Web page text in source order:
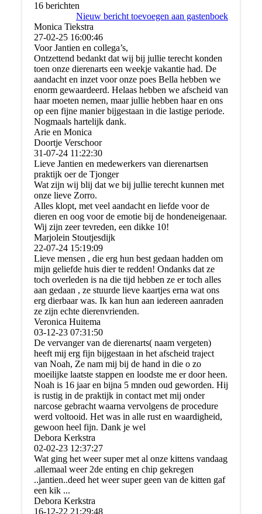
16 berichten
Nieuw bericht toevoegen aan gastenboek
Monica Tiekstra
27-02-25 16:00:46
Voor Jantien en collega’s,
Ontzettend bedankt dat wij bij jullie terecht konden
toen onze dierenarts een weekje vakantie had. De
aandacht en inzet voor onze poes Bella hebben we
enorm gewaardeerd. Helaas hebben we afscheid van
haar moeten nemen, maar jullie hebben haar en ons
op een fijne manier bijgestaan in die lastige periode.
Nogmaals hartelijk dank.
Arie en Monica
Doortje Verschoor
31-07-24 11:22:30
Lieve Jantien en medewerkers van dierenartsen
praktijk oer de Tjonger
Wat zijn wij blij dat we bij jullie terecht kunnen met
onze lieve Zorro.
Alles klopt, met veel aandacht en liefde voor de
dieren en oog voor de emotie bij de hondeneigenaar.
Wij zijn zeer tevreden, een dikke 10!
Marjolein Stoutjesdijk
22-07-24 15:19:09
Lieve mensen , die erg hun best gedaan hadden om
mijn geliefde huis dier te redden! Ondanks dat ze
toch overleden is na die tijd hebben ze er toch alles
aan gedaan , ze stuurde lieve kaartjes erna wat ons
erg dierbaar was. Ik kan hun aan iedereen aanraden
ze zijn echte dierenvrienden.
Veronica Huitema
03-12-23 07:31:50
De vervanger van de dierenarts( naam vergeten)
heeft mij erg fijn bijgestaan in het afscheid traject
van Noah, Ze nam mij bij de hand in die o zo
moeilijke laatste stappen en loodste me er door heen.
Noah is 16 jaar en bijna 5 mnden oud geworden. Hij
is rustig in de praktijk in contact met mij onder
narcose gebracht waarna vervolgens de procedure
werd voltooid. Het was in alle rust en waardigheid,
gewoon heel fijn. Dank je wel
Debora Kerkstra
02-02-23 12:37:27
Wat ging het weer super met al onze kittens vandaag
.allemaal weer 2de enting en chip gekregen
..jantien..deed het weer super geen van de kitten gaf
een kik ...
Debora Kerkstra
16-12-22 21:29:48